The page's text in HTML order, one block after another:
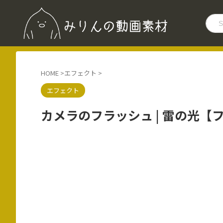
HOME >エフェクト >
エフェクト
カメラのフラッシュ | 雷の光【